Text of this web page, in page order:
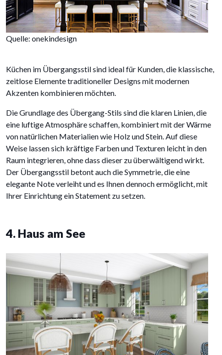
Quelle: onekindesign
Küchen im Übergangsstil sind ideal für Kunden, die klassische,
zeitlose Elemente traditioneller Designs mit modernen
Akzenten kombinieren möchten.
Die Grundlage des Übergang-Stils sind die klaren Linien, die
eine luftige Atmosphäre schaffen, kombiniert mit der Wärme
von natürlichen Materialien wie Holz und Stein. Auf diese
Weise lassen sich kräftige Farben und Texturen leicht in den
Raum integrieren, ohne dass dieser zu überwältigend wirkt.
Der Übergangsstil betont auch die Symmetrie, die eine
elegante Note verleiht und es Ihnen dennoch ermöglicht, mit
Ihrer Einrichtung ein Statement zu setzen.
4. Haus am See